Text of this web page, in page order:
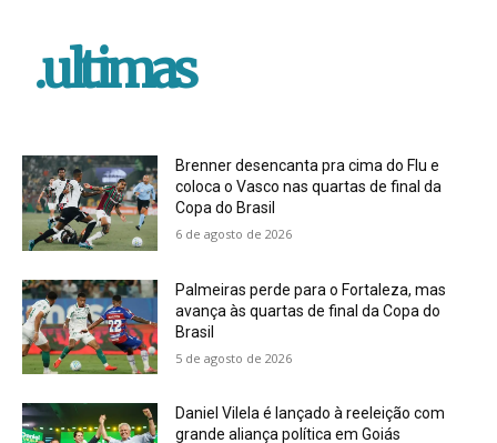
.ultimas
Brenner desencanta pra cima do Flu e
coloca o Vasco nas quartas de final da
Copa do Brasil
6 de agosto de 2026
Palmeiras perde para o Fortaleza, mas
avança às quartas de final da Copa do
Brasil
5 de agosto de 2026
Daniel Vilela é lançado à reeleição com
grande aliança política em Goiás